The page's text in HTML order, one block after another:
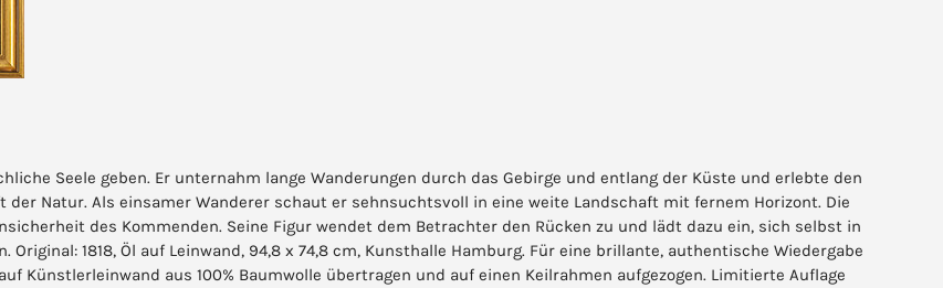
Seele geben. Er unternahm lange Wanderungen durch das Gebirge und entlang der Küste und erlebte den
Natur. Als einsamer Wanderer schaut er sehnsuchtsvoll in eine weite Landschaft mit fernem Horizont. Die
des Kommenden. Seine Figur wendet dem Betrachter den Rücken zu und lädt dazu ein, sich selbst in
1818, Öl auf Leinwand, 94,8 x 74,8 cm, Kunsthalle Hamburg. Für eine brillante, authentische Wiedergabe
Künstlerleinwand aus 100% Baumwolle übertragen und auf einen Keilrahmen aufgezogen. Limitierte Auflage